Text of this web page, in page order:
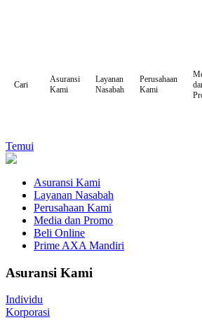
Cari
Asuransi
Kami
Layanan
Nasabah
Perusahaan
Kami
Temui
Asuransi Kami
Layanan Nasabah
Perusahaan Kami
Media dan Promo
Beli Online
Prime AXA Mandiri
Asuransi Kami
Individu
Korporasi